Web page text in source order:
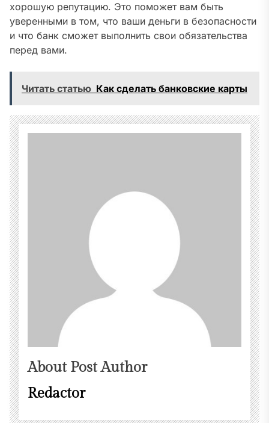
хорошую репутацию. Это поможет вам быть
уверенными в том, что ваши деньги в безопасности
и что банк сможет выполнить свои обязательства
перед вами.
Читать статью Как сделать банковские карты
About Post Author
Redactor